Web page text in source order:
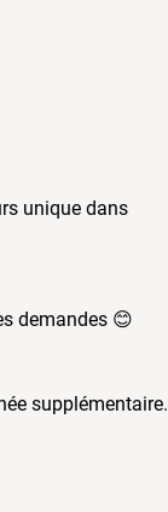
unique dans
demandes 😊
supplémentaire.